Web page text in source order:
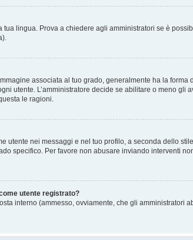
lingua. Prova a chiedere agli amministratori se è
associata al tuo grado, generalmente ha la
utente. L’amministratore decide se abilitare o meno
le ragioni.
utente nei messaggi e nel tuo profilo, a seconda dello
specifico. Per favore non abusare inviando interventi
utente registrato?
interno (ammesso, ovviamente, che gli amministratori